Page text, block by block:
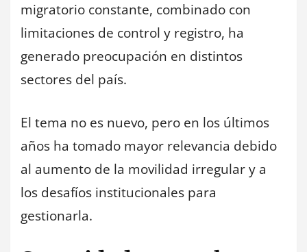
migratorio constante, combinado con
limitaciones de control y registro, ha
generado preocupación en distintos
sectores del país.
El tema no es nuevo, pero en los últimos
años ha tomado mayor relevancia debido
al aumento de la movilidad irregular y a
los desafíos institucionales para
gestionarla.